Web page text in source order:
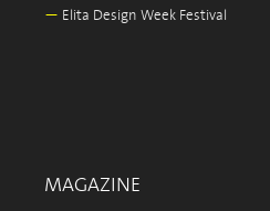
— Elita Design Week Festival
MAGAZINE